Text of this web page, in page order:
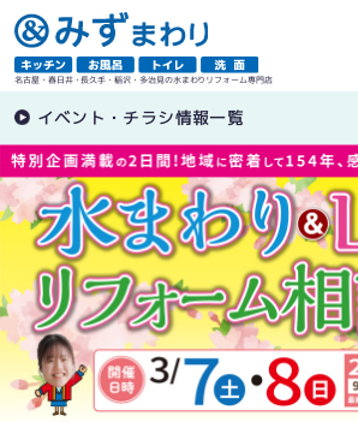
名古屋・春日井・長久手・稲沢・多治見の水まわりリフォーム専門店
イベント・チラシ情報一覧